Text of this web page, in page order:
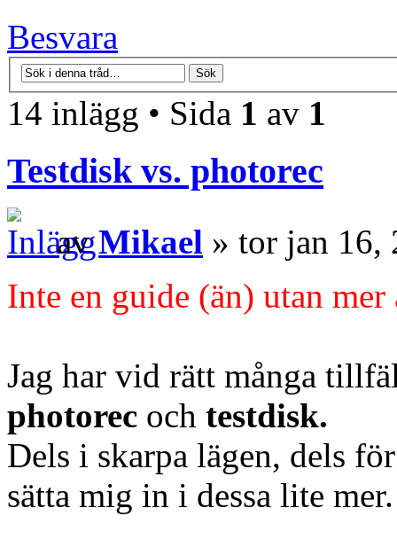
Besvara
14 inlägg • Sida 1 av 1
Testdisk vs. photorec
avMikael » tor jan 16,
Inte en guide (än) utan
Jag har vid rätt många
photorec och testdisk.
Dels i skarpa lägen, dels
sätta mig in i dessa lite mer.